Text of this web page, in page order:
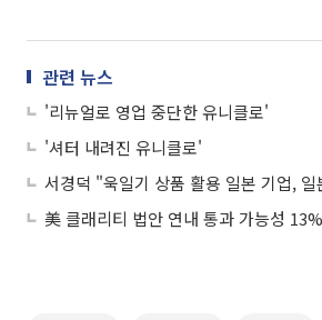
관련 뉴스
'리뉴얼로 영업 중단한 유니클로'
'셔터 내려진 유니클로'